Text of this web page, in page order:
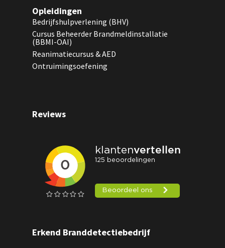
Opleidingen
Bedrijfshulpverlening (BHV)
Cursus Beheerder Brandmeldinstallatie
(BBMI-OAI)
Reanimatiecursus & AED
Ontruimingsoefening
Reviews
Erkend Branddetectiebedrijf